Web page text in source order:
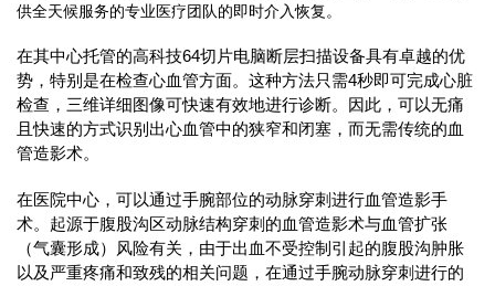
供全天候服务的专业医疗团队的即时介入恢复。
在其中心托管的高科技64切片电脑断层扫描设备具有卓越的优
势，特别是在检查心血管方面。这种方法只需4秒即可完成心脏
检查，三维详细图像可快速有效地进行诊断。因此，可以无痛
且快速的方式识别出心血管中的狭窄和闭塞，而无需传统的血
管造影术。
在医院中心，可以通过手腕部位的动脉穿刺进行血管造影手
术。起源于腹股沟区动脉结构穿刺的血管造影术与血管扩张
（气囊形成）风险有关，由于出血不受控制引起的腹股沟肿胀
以及严重疼痛和致残的相关问题，在通过手腕动脉穿刺进行的